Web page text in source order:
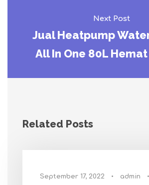
Next Post
Jual Heatpump
All In One 80L
Related Posts
September 17, 2022 • admin •